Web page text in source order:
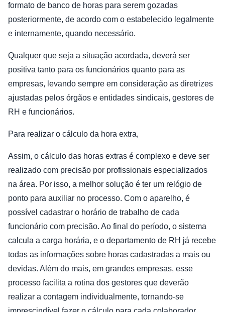
formato de banco de horas para serem gozadas
posteriormente, de acordo com o estabelecido legalmente
e internamente, quando necessário.
Qualquer que seja a situação acordada, deverá ser
positiva tanto para os funcionários quanto para as
empresas, levando sempre em consideração as diretrizes
ajustadas pelos órgãos e entidades sindicais, gestores de
RH e funcionários.
Para realizar o cálculo da hora extra,
Assim, o cálculo das horas extras é complexo e deve ser
realizado com precisão por profissionais especializados
na área. Por isso, a melhor solução é ter um relógio de
ponto para auxiliar no processo. Com o aparelho, é
possível cadastrar o horário de trabalho de cada
funcionário com precisão. Ao final do período, o sistema
calcula a carga horária, e o departamento de RH já recebe
todas as informações sobre horas cadastradas a mais ou
devidas. Além do mais, em grandes empresas, esse
processo facilita a rotina dos gestores que deverão
realizar a contagem individualmente, tornando-se